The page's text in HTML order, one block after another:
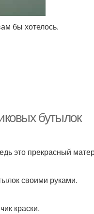
бы хотелось.
бутылок
это прекрасный
своими руками.
краски.